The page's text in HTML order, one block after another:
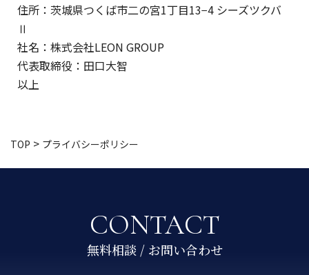
住所：茨城県つくば市二の宮1丁目13−4 シーズツクバ
Ⅱ
社名：株式会社LEON GROUP
代表取締役：田口大智
以上
TOP > プライバシーポリシー
CONTACT